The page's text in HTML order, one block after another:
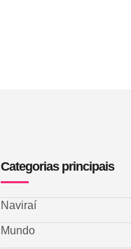
Categorias principais
Naviraí
Mundo